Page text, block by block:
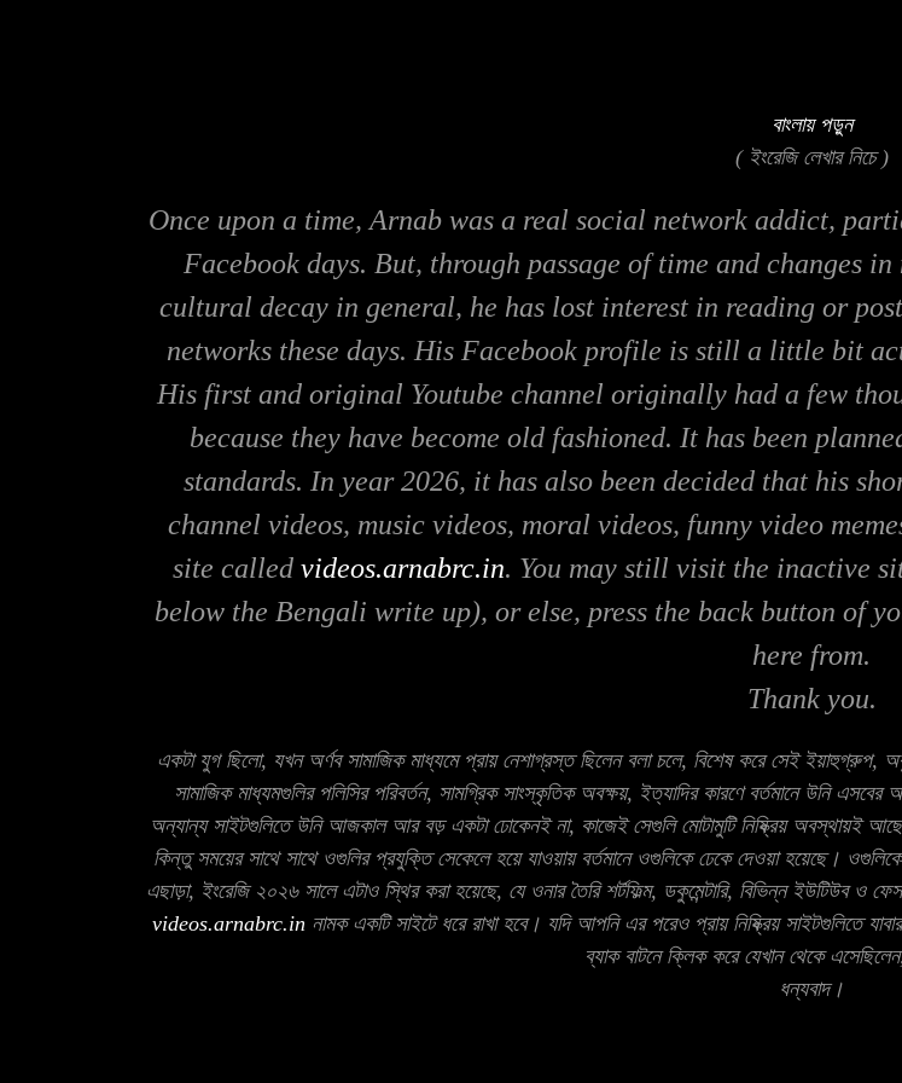
বাংলায় পড়ুন
( ইংরেজি লেখার নিচে )
Once upon a time, Arnab was a real social network addict,
Facebook days. But, through passage of time and changes
cultural decay in general, he has lost interest in reading or
networks these days. His Facebook profile is still a little bit
His first and original Youtube channel originally had a few
because they have become old fashioned. It has been
standards. In year 2026, it has also been decided that his
channel videos, music videos, moral videos, funny video
site called videos.arnabrc.in. You may still visit the inactive
below the Bengali write up), or else, press the back button of
here from.
Thank you.
একটা যুগ ছিলো, যখন অর্ণব সামাজিক মাধ্যমে প্রায় নেশাগ্রস্ত ছিলেন বলা চলে, বিশেষ করে সেই ইয়াহুগ্রুপ,
সামাজিক মাধ্যমগুলির পলিসির পরিবর্তন, সামগ্রিক সাংস্কৃতিক অবক্ষয়, ইত্যাদির কারণে বর্তমানে উনি
অন্যান্য সাইটগুলিতে উনি আজকাল আর বড় একটা ঢোকেনই না, কাজেই সেগুলি মোটামুটি নিষ্ক্রিয় অবস্থায়ই
কিন্তু সময়ের সাথে সাথে ওগুলির প্রযুক্তি সেকেলে হয়ে যাওয়ায় বর্তমানে ওগুলিকে ঢেকে দেওয়া হয়েছে।
এছাড়া, ইংরেজি ২০২৬ সালে এটাও স্থির করা হয়েছে, যে ওনার তৈরি শর্টফিল্ম, ডকুমেন্টারি, বিভিন্ন ইউটিউব ও
videos.arnabrc.in নামক একটি সাইটে ধরে রাখা হবে। যদি আপনি এর পরেও প্রায় নিষ্ক্রিয় সাইটগুলিতে
ব্যাক বাটনে ক্লিক করে যেখান থেকে
ধন্যবাদ।